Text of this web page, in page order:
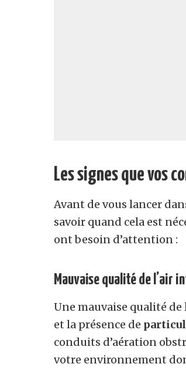
Les signes que vos
Avant de vous lancer
savoir quand cela est
ont besoin d’attention :
Mauvaise qualité de l’air
Une mauvaise qualité de
et la présence de
conduits d’aération
votre environnement